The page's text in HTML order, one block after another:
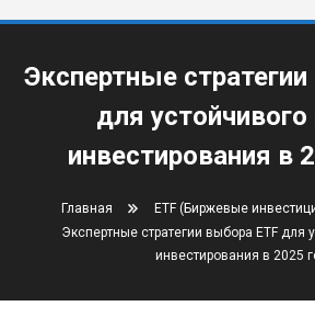
Экспертные
для устойчивого
инвестирования в
Главная
ETF (Биржевые
Экспертные стратегии выбора ETF для
инвестирования в 2025